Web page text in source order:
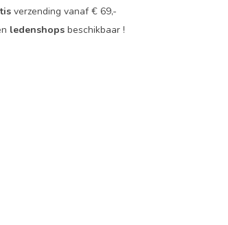
verzending vanaf € 69,-
ledenshopsbeschikbaar !